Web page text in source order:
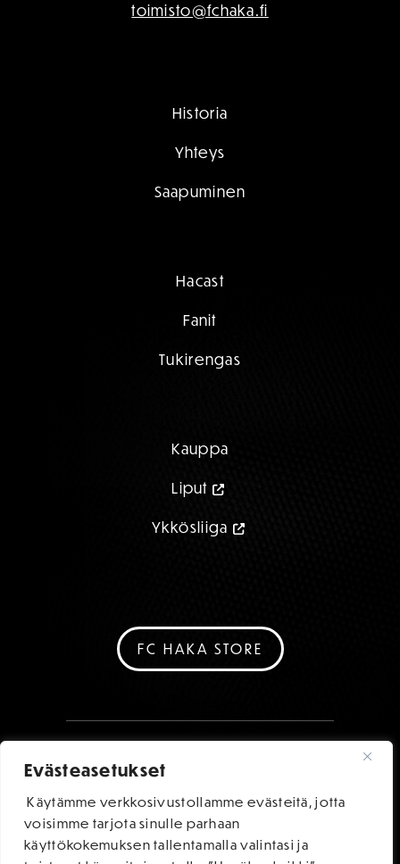
Evästeasetukset
Käytämme verkkosivustollamme evästeitä, jotta
voisimme tarjota sinulle parhaan
käyttökokemuksen tallentamalla valintasi ja
toimisto@fchaka.fi
Historia
Yhteys
Saapuminen
Hacast
Fanit
Tukirengas
Kauppa
Liput
Ykkösliiga
FC HAKA STORE